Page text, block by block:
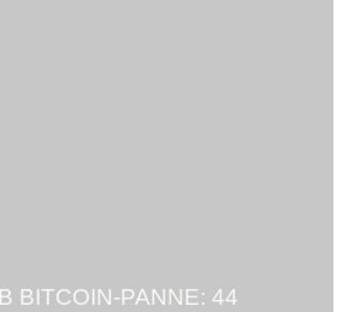
BITCOIN-PANNE: 44